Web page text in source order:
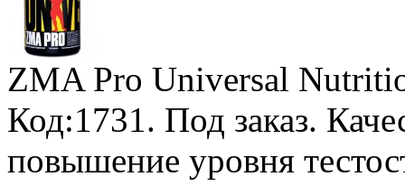
ZMA Pro Universal
Код:1731. Под заказ.
повышение уровня